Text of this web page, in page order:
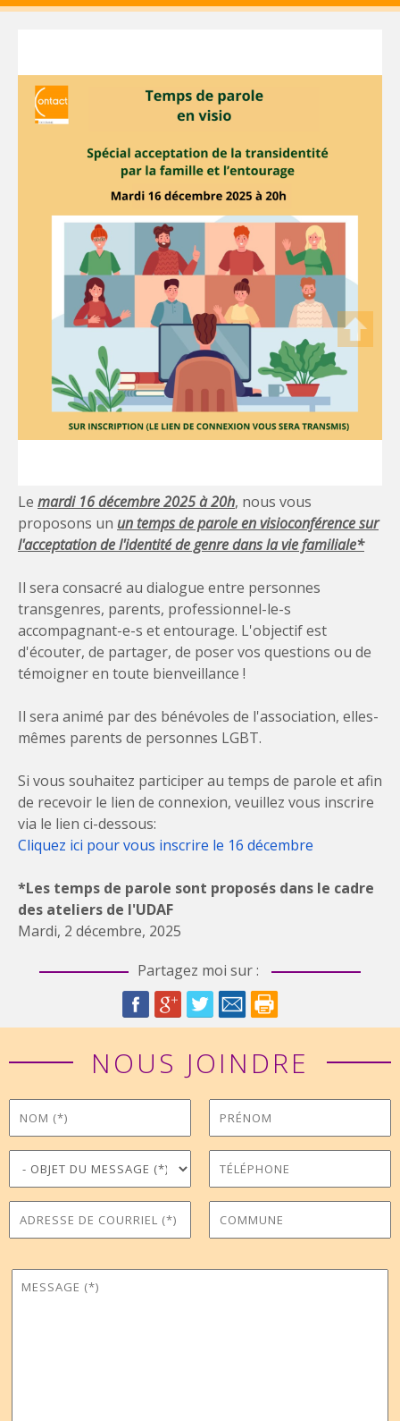
Le mardi 16 décembre 2025à 20h, nous vous
proposons un un temps de parole en visioconférencesur
l'acceptation de l'identité de genre dans la vie familiale*
Il sera consacré au dialogue entre personnes
transgenres, parents, professionnel-le-s
accompagnant-e-s et entourage. L'objectif est
d'écouter, de partager, de poser vos questions ou de
témoigner en toute bienveillance !
Il sera animé par des bénévoles de l'association, elles-
mêmes parents de personnes LGBT.
Si vous souhaitez participer au temps de parole et afin
de recevoir le lien de connexion, veuillez vous inscrire
via le lien ci-dessous:
Cliquez ici pour vous inscrire le 16 décembre
*Les temps de parole sont proposés dans le cadre
des ateliers de l'UDAF
Mardi, 2 décembre, 2025
Partagez moi sur :
NOUS JOINDRE
Nom*
Prénom
Objet du message *
Téléphone
Adresse de courriel*
Commune
Message*